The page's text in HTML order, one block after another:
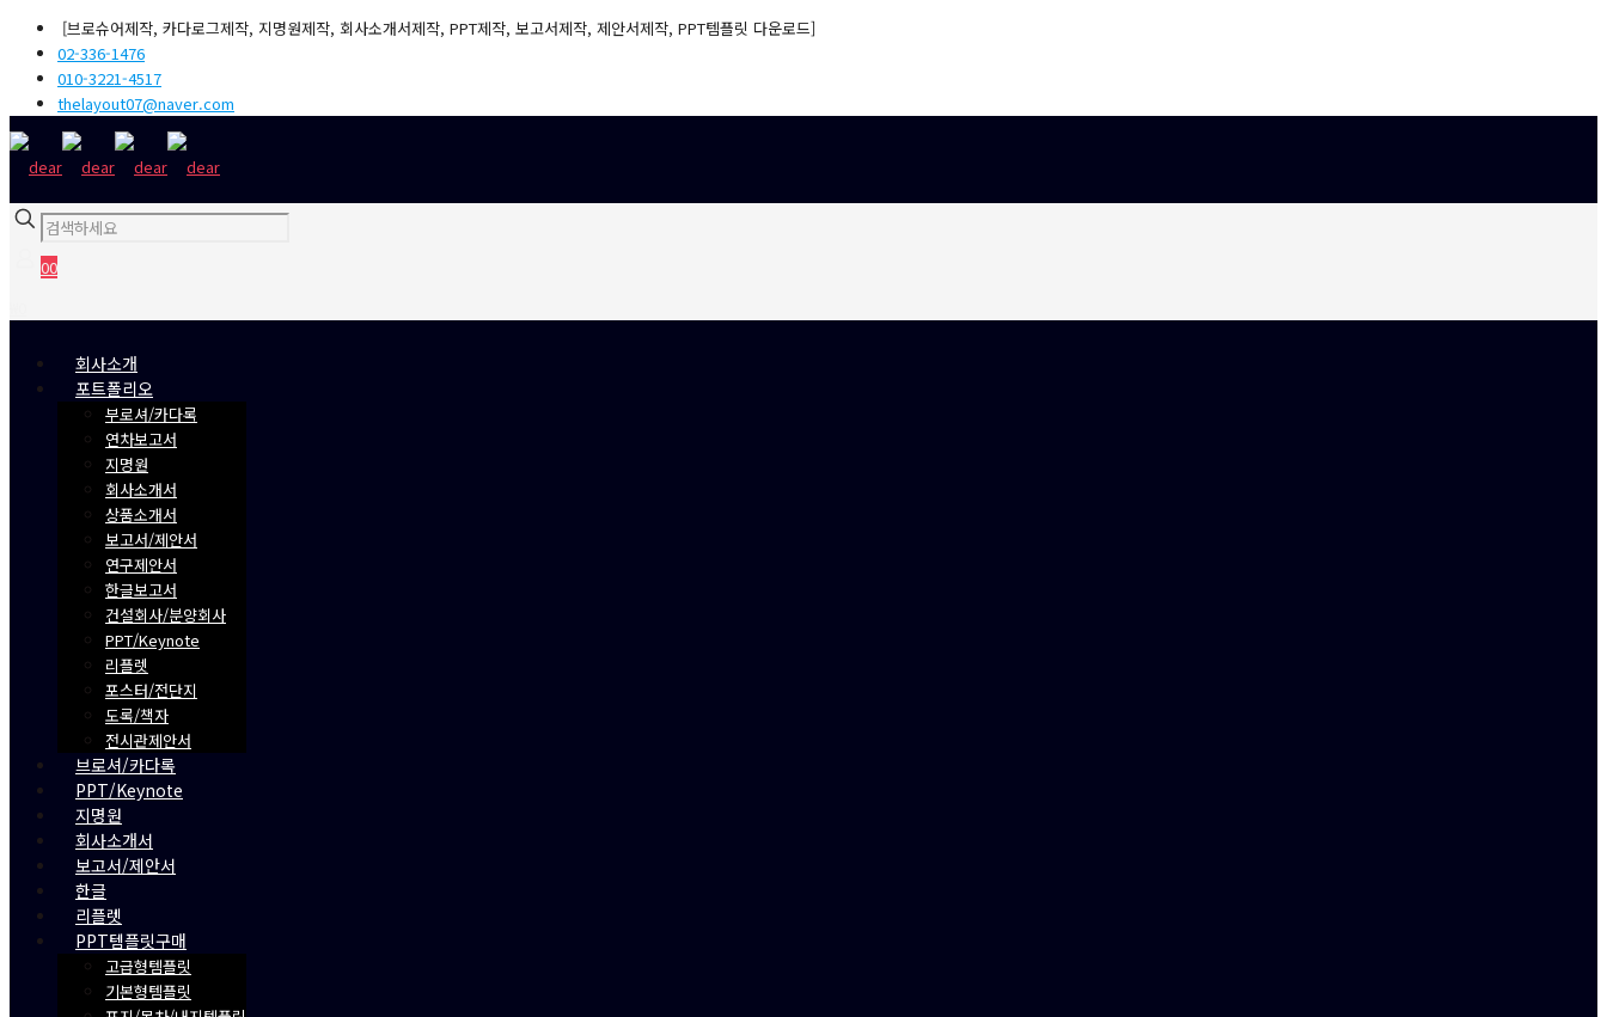
[브로슈어제작, 카다로그제작, 지명원제작, 회사소개서제작, PPT제작, 보고서제작, 제안서제작, PPT템플릿 다운로드]
02-336-1476
010-3221-4517
thelayout07@naver.com
00
회사소개
포트폴리오
부로셔/카다록
연차보고서
지명원
회사소개서
상품소개서
보고서/제안서
연구제안서
한글보고서
건설회사/분양회사
PPT/Keynote
리플렛
포스터/전단지
도록/책자
전시관제안서
브로셔/카다록
PPT/Keynote
지명원
회사소개서
보고서/제안서
한글
리플렛
PPT템플릿구매
고급형템플릿
기본형템플릿